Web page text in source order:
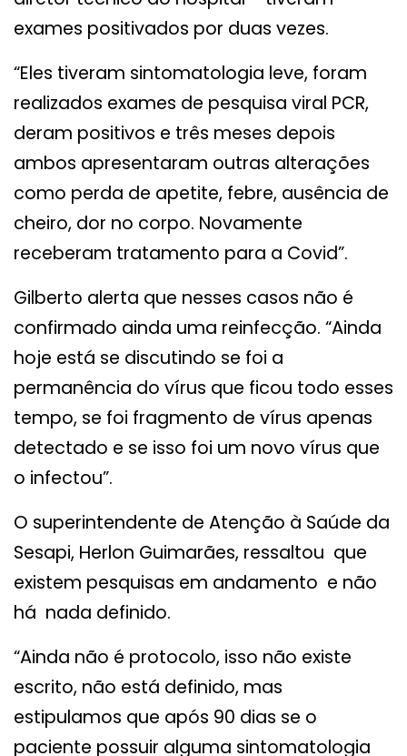
exames positivados por duas vezes.
“Eles tiveram sintomatologia leve, foram
realizados exames de pesquisa viral PCR,
deram positivos e três meses depois
ambos apresentaram outras alterações
como perda de apetite, febre, ausência de
cheiro, dor no corpo. Novamente
receberam tratamento para a Covid”.
Gilberto alerta que nesses casos não é
confirmado ainda uma reinfecção. “Ainda
hoje está se discutindo se foi a
permanência do vírus que ficou todo esses
tempo, se foi fragmento de vírus apenas
detectado e se isso foi um novo vírus que
o infectou”.
O superintendente de Atenção à Saúde da
Sesapi, Herlon Guimarães, ressaltou que
existem pesquisas em andamento e não
há nada definido.
“Ainda não é protocolo, isso não existe
escrito, não está definido, mas
estipulamos que após 90 dias se o
paciente possuir alguma sintomatologia